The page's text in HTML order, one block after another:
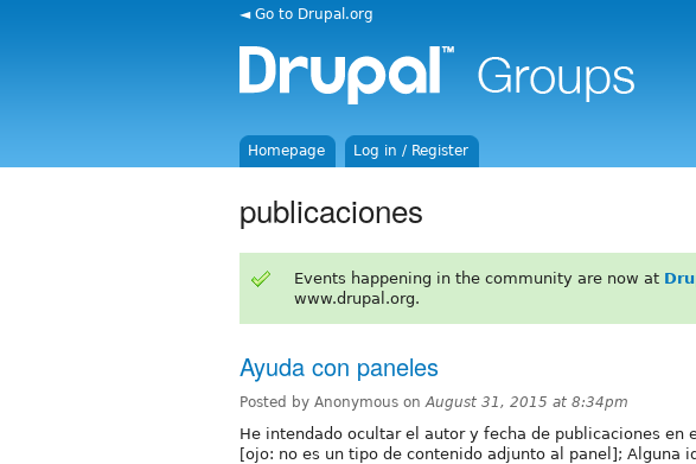
◄ Go to Drupal.org
Homepage Log in / Register
publicaciones
Events happening in the community are now at
www.drupal.org.
Ayuda con paneles
Posted by Anonymous onAugust 31, 2015 at 8:34pm
He intendado ocultar el autor y fecha de publicaciones en
[ojo: no es un tipo de contenido adjunto al panel]; Alguna